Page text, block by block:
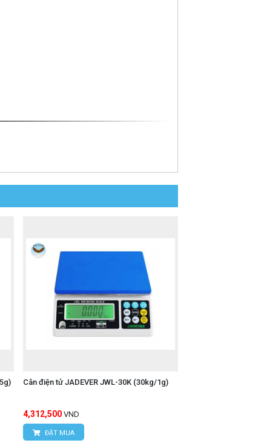
Cân điện tử JADEVER JWL-30K (30kg/1g)
4,312,500 VND
ĐẶT MUA